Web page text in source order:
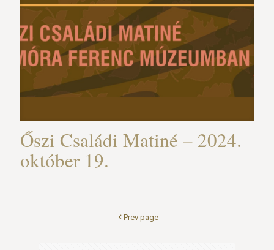
Őszi Családi Matiné – 2024.
október 19.
Prev page